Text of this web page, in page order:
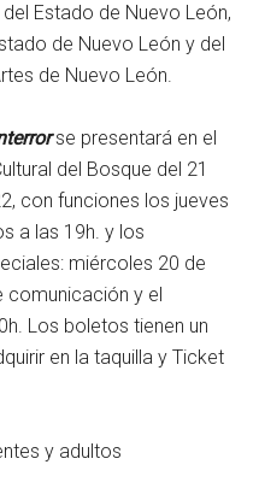
Estado de Nuevo León,
de Nuevo León y del
de Nuevo León.
se presentará en el
del Bosque del 21
con funciones los jueves
a las 19h. y los
miércoles 20 de
comunicación y el
Los boletos tienen un
en la taquilla y Ticket
y adultos